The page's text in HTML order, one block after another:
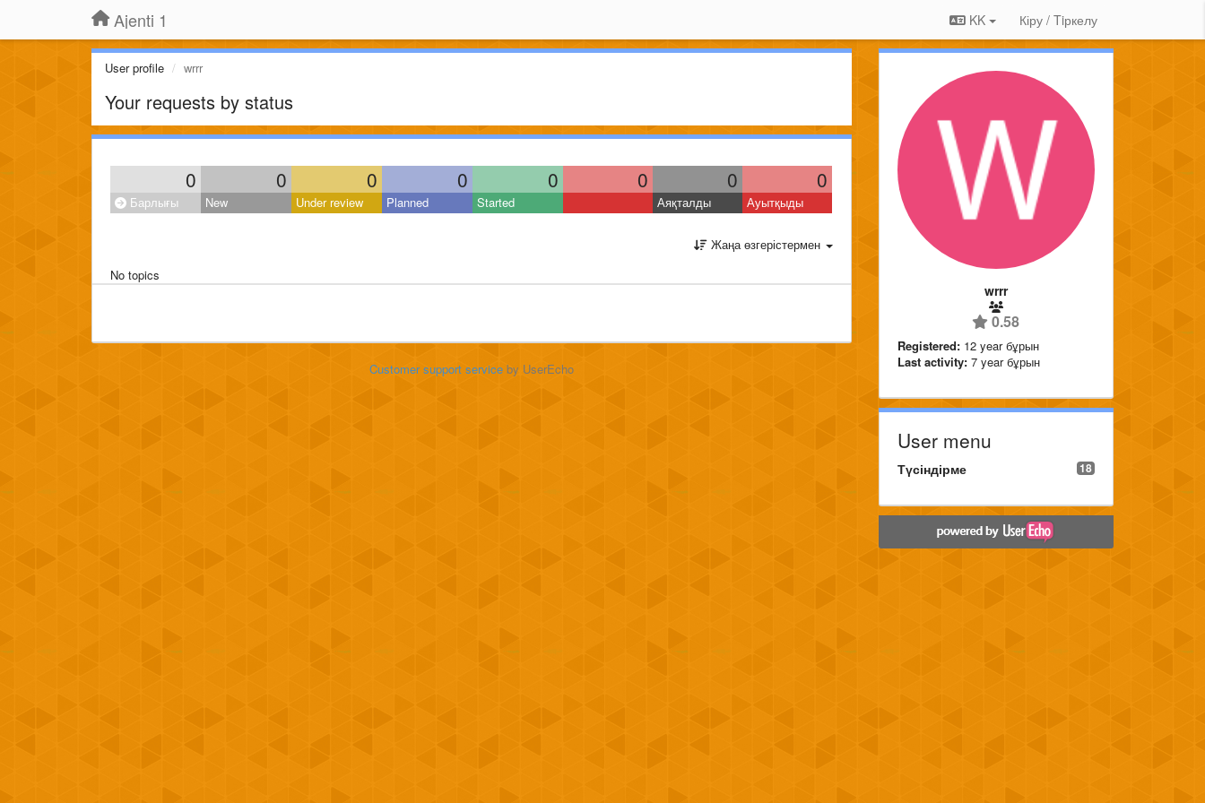
Ajenti 1 KK Кіру / Tiркелу
User profile wrrr
Your requests by status
0 0 0 0 0 0 0 0
Барлығы New Under review Planned Started Аяқталды Ауытқыды
Жаңа өзгерістермен
No topics
Customer support serviceby UserEcho
wrrr
0.58
Registered: 12 year бұрын
Last activity: 7 year бұрын
User menu
18
Түсіндірме